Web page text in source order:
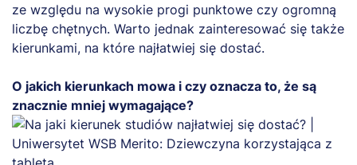
ze względu na wysokie progi punktowe czy ogromną
liczbę chętnych. Warto jednak zainteresować się także
kierunkami, na które najłatwiej się dostać.
O jakich kierunkach mowa i czy oznacza to, że są
znacznie mniej wymagające?